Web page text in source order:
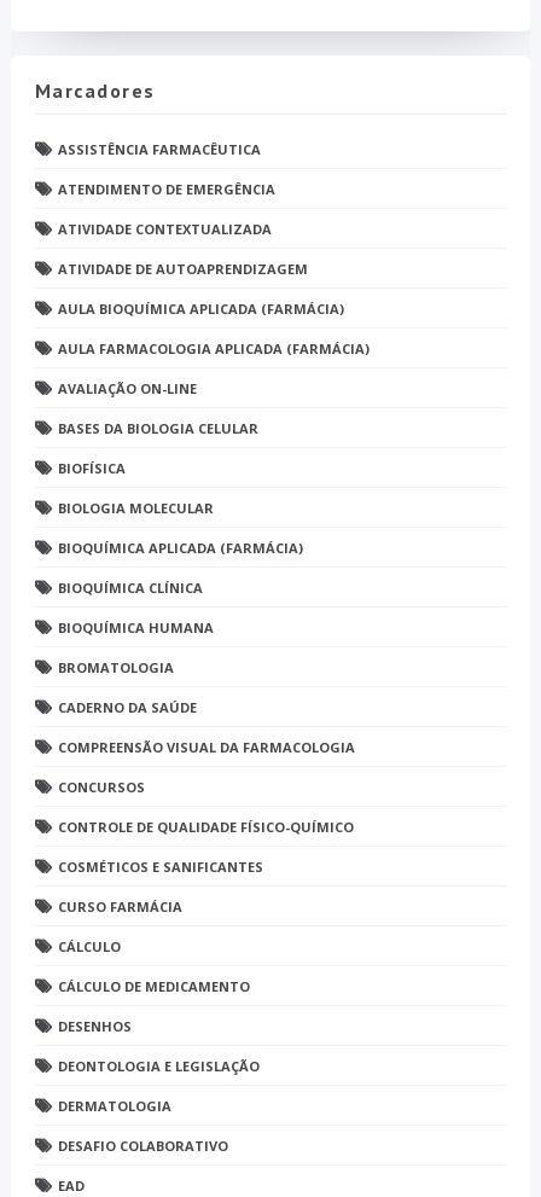
Marcadores
ASSISTÊNCIA FARMACÊUTICA
ATENDIMENTO DE EMERGÊNCIA
ATIVIDADE CONTEXTUALIZADA
ATIVIDADE DE AUTOAPRENDIZAGEM
AULA BIOQUÍMICA APLICADA (FARMÁCIA)
AULA FARMACOLOGIA APLICADA (FARMÁCIA)
AVALIAÇÃO ON-LINE
BASES DA BIOLOGIA CELULAR
BIOFÍSICA
BIOLOGIA MOLECULAR
BIOQUÍMICA APLICADA (FARMÁCIA)
BIOQUÍMICA CLÍNICA
BIOQUÍMICA HUMANA
BROMATOLOGIA
CADERNO DA SAÚDE
COMPREENSÃO VISUAL DA FARMACOLOGIA
CONCURSOS
CONTROLE DE QUALIDADE FÍSICO-QUÍMICO
COSMÉTICOS E SANIFICANTES
CURSO FARMÁCIA
CÁLCULO
CÁLCULO DE MEDICAMENTO
DESENHOS
DEONTOLOGIA E LEGISLAÇÃO
DERMATOLOGIA
DESAFIO COLABORATIVO
EAD